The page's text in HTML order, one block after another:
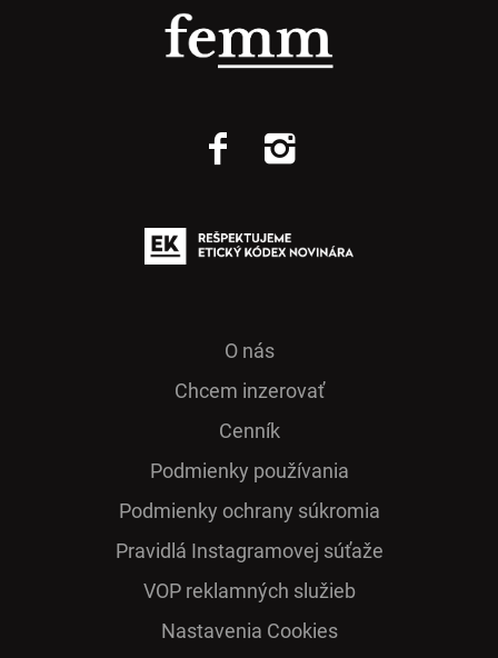
O nás
Chcem inzerovať
Cenník
Podmienky používania
Podmienky ochrany súkromia
Pra­vidlá Ins­ta­gra­mo­vej sú­ťaže
VOP reklamných služieb
Nastavenia Cookies